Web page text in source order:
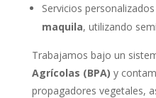
Servicios
maquila, utilizando
Trabajamos bajo un
Agrícolas (BPA) y
propagadores vegetales,